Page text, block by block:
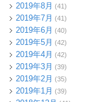
2019年8月 (41)
2019年7月 (41)
2019年6月 (40)
2019年5月 (42)
2019年4月 (42)
2019年3月 (39)
2019年2月 (35)
2019年1月 (39)